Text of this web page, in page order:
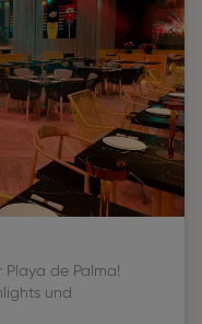
de Palma!
und